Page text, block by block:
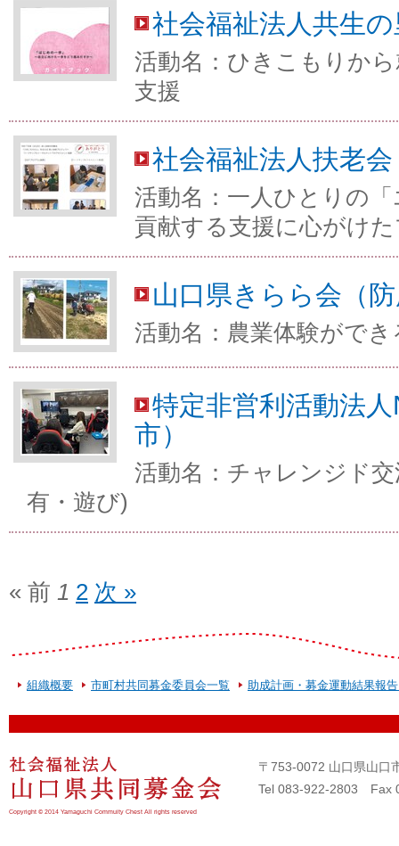
社会福祉法人共生
活動名：ひきこもりか
支援
社会福祉法人扶老
活動名：一人ひとりの
貢献する支援に心がけ
山口県きらら会（
活動名：農業体験ができ
特定非営利活動法
市）
活動名：チャレンジド
有・遊び)
« 前 1 2 次 »
組織概要 市町村共同募金委員会一覧 助成計画・募金運動結果報
〒753-0072 山口県山口
Tel 083-922-2803 Fax
Copyright © 2014 Yamaguchi Commuity Chest All rights reserved